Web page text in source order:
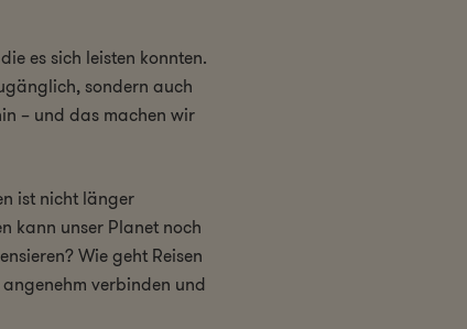
es sich leisten konnten.
sondern auch
– und das machen wir
ist nicht länger
kann unser Planet noch
Wie geht Reisen
verbinden und